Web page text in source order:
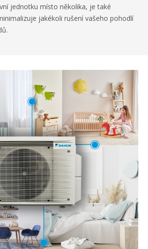
jednotku místo několika, je také
jakékoli rušení vašeho pohodlí